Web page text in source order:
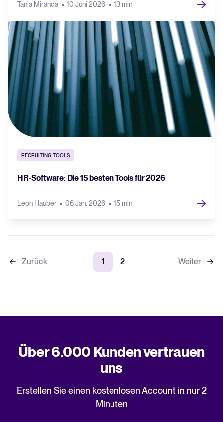
Tania Miranda 10 Juni 2026 13 min
RECRUITING-TOOLS
HR-Software: Die 15 besten Tools für 2026
Leon Hauber 06 Jan. 2026 15 min
Zurück 1 2 Weiter
Über 6.000 Kunden vertrauen
uns
Erstellen Sie einen kostenlosen Account in nur 2
Minuten